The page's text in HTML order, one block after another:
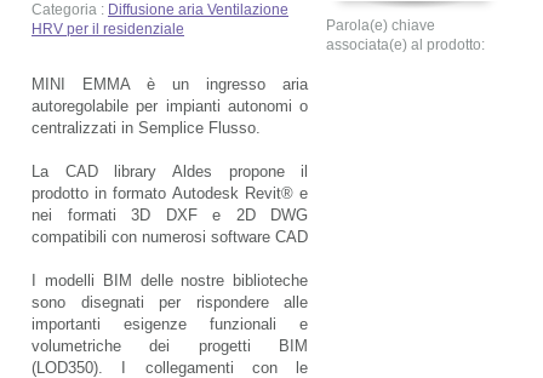
Categoria : Diffusione aria Ventilazione
HRV per il residenziale
MINI EMMA è un ingresso aria
autoregolabile per impianti autonomi o
centralizzati in Semplice Flusso.
La CAD library Aldes propone il
prodotto in formato Autodesk Revit® e
nei formati 3D DXF e 2D DWG
compatibili con numerosi software CAD
I modelli BIM delle nostre biblioteche
sono disegnati per rispondere alle
importanti esigenze funzionali e
volumetriche dei progetti BIM
(LOD350). I collegamenti con le
Parola(e) chiave
associata(e) al prodotto: